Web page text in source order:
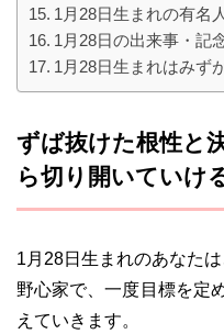
1月28日生まれの有名
1月28日の出来事・記
1月28日生まれはみず
ずば抜けた根性と
ら切り開いていけ
1月28日生まれのあなた
野心家で、一度目標を定
えていきます。